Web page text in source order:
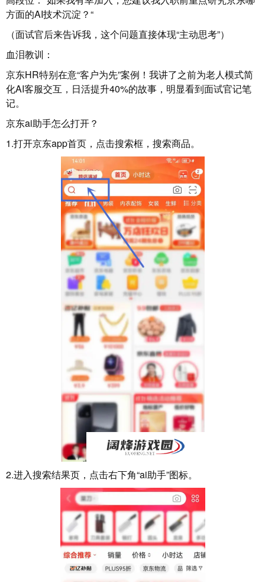
方面的AI技术沉淀？“
（面试官后来告诉我，这个问题直接体现“主动思考”）
血泪教训：
京东HR特别在意“客户为先”案例！我讲了之前为老人模式简
化AI客服交互，日活提升40%的故事，明显看到面试官记笔
记。
京东ai助手怎么打开？
1.打开京东app首页，点击搜索框，搜索商品。
2.进入搜索结果页，点击右下角“ai助手”图标。